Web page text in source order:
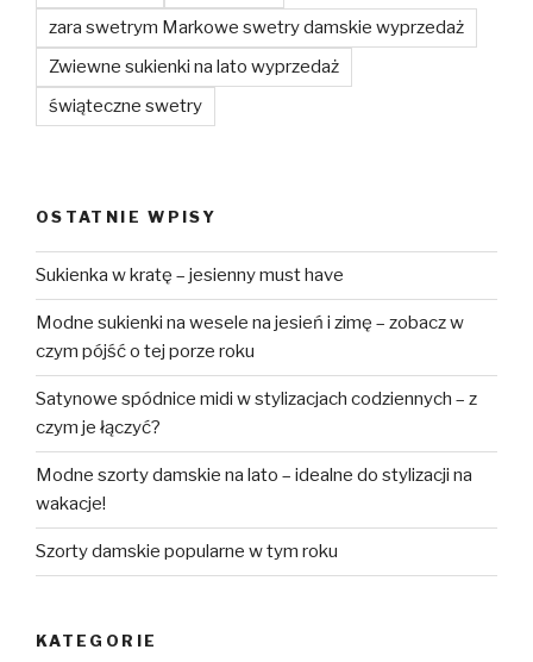
zara swetrym Markowe swetry damskie wyprzedaż
Zwiewne sukienki na lato wyprzedaż
świąteczne swetry
OSTATNIE WPISY
Sukienka w kratę – jesienny must have
Modne sukienki na wesele na jesień i zimę – zobacz w
czym pójść o tej porze roku
Satynowe spódnice midi w stylizacjach codziennych – z
czym je łączyć?
Modne szorty damskie na lato – idealne do stylizacji na
wakacje!
Szorty damskie popularne w tym roku
KATEGORIE